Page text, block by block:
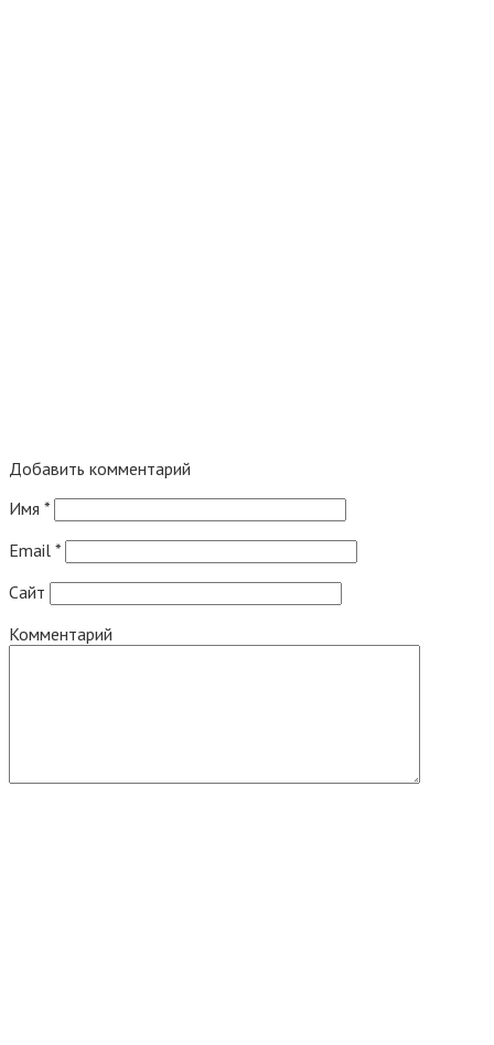
Добавить комментарий
Имя *
Email *
Сайт
Комментарий